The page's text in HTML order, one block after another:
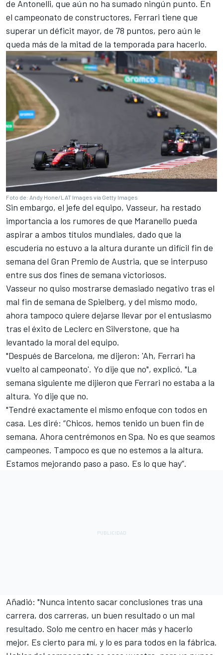
de Antonelli, que aún no ha sumado ningún punto. En
el campeonato de constructores, Ferrari tiene que
superar un déficit mayor, de 78 puntos, pero aún le
queda más de la mitad de la temporada para hacerlo.
Foto de: Andy Hone/LAT Images vía Getty Images
Sin embargo, el jefe del equipo, Vasseur, ha restado
importancia a los rumores de que Maranello pueda
aspirar a ambos títulos mundiales, dado que la
escudería no estuvo a la altura durante un difícil fin de
semana del Gran Premio de Austria, que se interpuso
entre sus dos fines de semana victoriosos.
Vasseur no quiso mostrarse demasiado negativo tras el
mal fin de semana de Spielberg, y del mismo modo,
ahora tampoco quiere dejarse llevar por el entusiasmo
tras el éxito de Leclerc en Silverstone, que ha
levantado la moral del equipo.
"Después de Barcelona, me dijeron: 'Ah, Ferrari ha
vuelto al campeonato'. Yo dije que no", explicó. "La
semana siguiente me dijieron que Ferrari no estaba a la
altura. Yo dije que no.
"Tendré exactamente el mismo enfoque con todos en
casa. Les diré: “Chicos, hemos tenido un buen fin de
semana. Ahora centrémonos en Spa. No es que seamos
campeones. Tampoco es que no estemos a la altura.
Estamos mejorando paso a paso. Es lo que hay”.
Añadió: "Nunca intento sacar conclusiones tras una
carrera, dos carreras, un buen resultado o un mal
resultado. Solo me centro en hacer más y hacerlo
mejor. Es cierto para mí, y lo es para todos en la fábrica.